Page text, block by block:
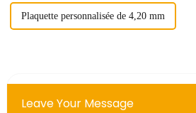
Plaquette personnalisée de 4,20 mm
Leave Your Message